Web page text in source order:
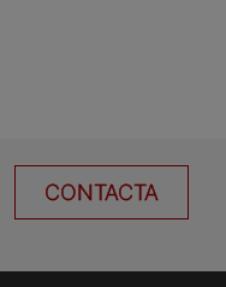
CONTACTA